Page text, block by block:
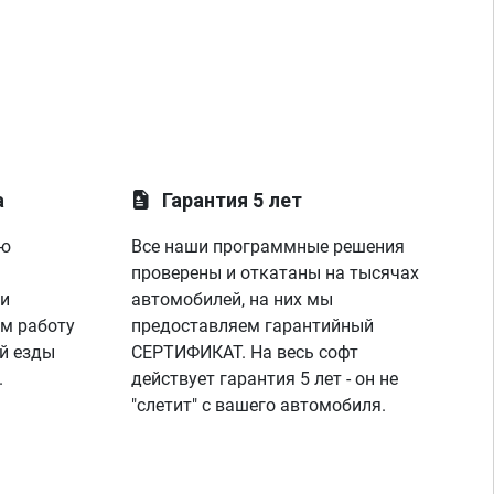
работу
езды
Гарантия 5 лет
Все наши программные решения
проверены и откатаны на тысячах
автомобилей, на них мы
предоставляем гарантийный
СЕРТИФИКАТ. На весь софт
действует гарантия 5 лет - он не
"слетит" с вашего автомобиля.